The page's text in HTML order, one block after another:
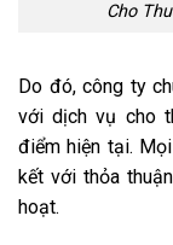
Cho
Do đó, công ty
với dịch vụ cho
điểm hiện tại.
kết với thỏa
hoạt.